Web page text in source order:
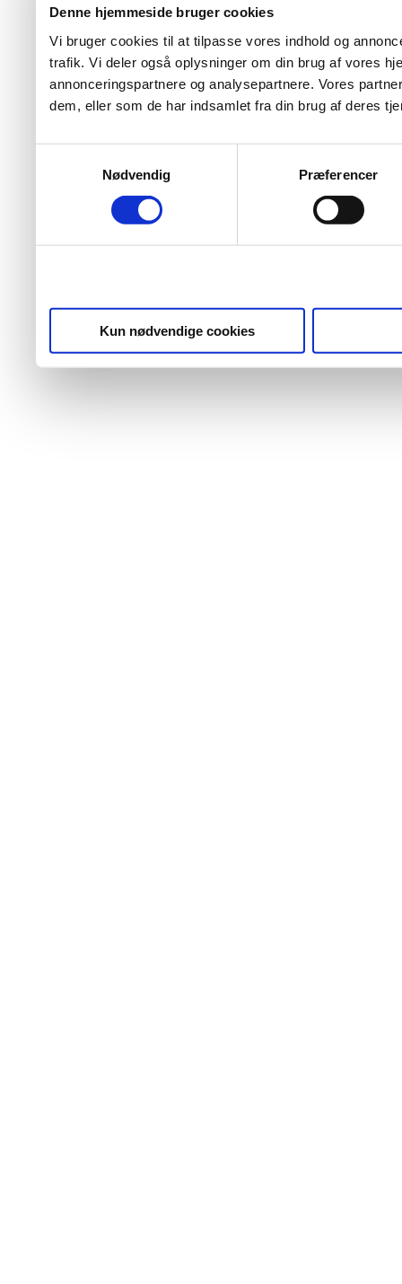
Denne hjemmeside bruger cookies
Vi bruger cookies til at tilpasse vores indhold og
trafik. Vi deler også oplysninger om din brug af vores
annonceringspartnere og analysepartnere. Vores
dem, eller som de har indsamlet fra din brug af deres
Nødvendig
Præferencer
Kun nødvendige cookies